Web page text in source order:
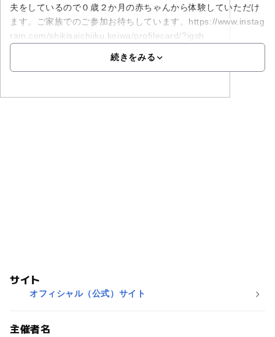
夫をしているので０歳２か月の赤ちゃんから体験していただけ
ます。ご家族でのご参加お待ちしています。https://www.instag
ram.com/shikisaichiiku.koiwa/profilecard/?igsh
続きをみる
サイト
オフィシャル（公式）サイト
主催者名